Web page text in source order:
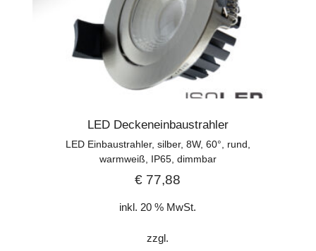
LED Deckeneinbaustrahler
LED Einbaustrahler, silber, 8W, 60°, rund,
warmweiß, IP65, dimmbar
€ 77,88
inkl. 20 % MwSt.
zzgl.